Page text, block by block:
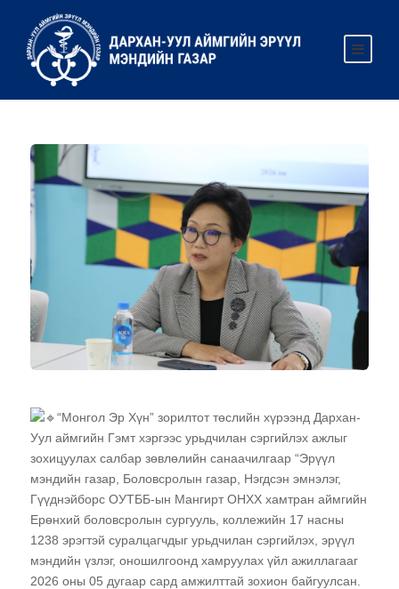
“Монгол Эр Хүн” зорилтот төслийн хүрээнд Дархан-
Уул аймгийн Гэмт хэргээс урьдчилан сэргийлэх ажлыг
зохицуулах салбар зөвлөлийн санаачилгаар “Эрүүл
мэндийн газар, Боловсролын газар, Нэгдсэн эмнэлэг,
Гүүднэйборс ОУТББ-ын Мангирт ОНХХ хамтран аймгийн
Ерөнхий боловсролын сургууль, коллежийн 17 насны
1238 эрэгтэй суралцагчдыг урьдчилан сэргийлэх, эрүүл
мэндийн үзлэг, оношилгоонд хамруулах үйл ажиллагааг
2026 оны 05 дугаар сард амжилттай зохион байгуулсан.